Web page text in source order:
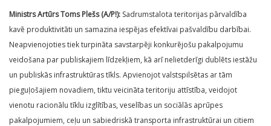
Ministrs Artūrs Toms Plešs (A/P!): Sadrumstalota teritorijas pārvaldība
kavē produktivitāti un samazina iespējas efektīvai pašvaldību darbībai.
Neapvienojoties tiek turpināta savstarpēji konkurējošu pakalpojumu
veidošana par publiskajiem līdzekļiem, kā arī nelietderīgi dublēts iestāžu
un publiskās infrastruktūras tīkls. Apvienojot valstspilsētas ar tām
pieguļošajiem novadiem, tiktu veicināta teritoriju attīstība, veidojot
vienotu racionālu tīklu izglītības, veselības un sociālās aprūpes
pakalpojumiem, ceļu un sabiedriskā transporta infrastruktūrai un citiem